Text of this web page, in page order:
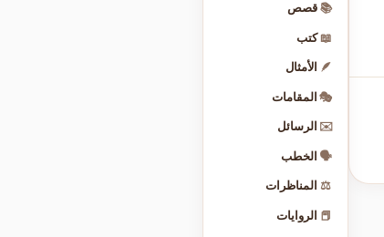
📚 قصص
📖 كتب
🪶 الأمثال
🎭 المقامات
✉️ الرسائل
🗣️ الخطب
⚖️ المناظرات
📕 الروايات